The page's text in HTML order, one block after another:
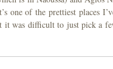
one of the prettiest places
was difficult to just pick a